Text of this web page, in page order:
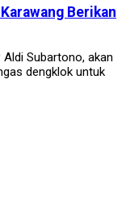
Berikan
Subartono, akan
dengklok untuk